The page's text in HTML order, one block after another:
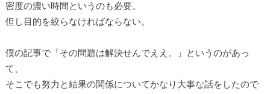
密度の濃い時間というのも必要。
但し目的を絞らなければならない。
僕の記事で「その問題は解決せんでええ。」というのがあっ
て、
そこでも努力と結果の関係についてかなり大事な話をしたので